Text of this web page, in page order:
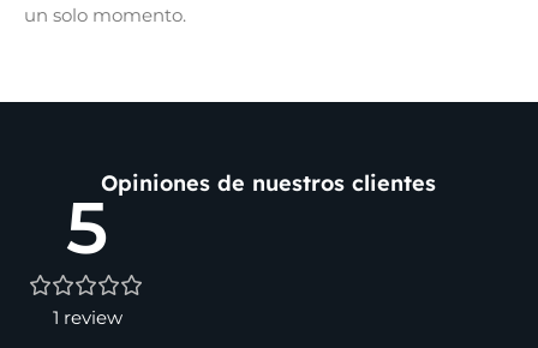
un solo momento.
Opiniones de nuestros clientes
5
1 review